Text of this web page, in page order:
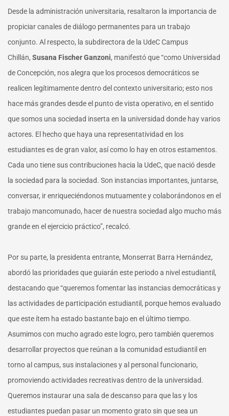
Desde la administración universitaria, resaltaron la importancia de
propiciar canales de diálogo permanentes para un trabajo
conjunto. Al respecto, la subdirectora de la UdeC Campus
Chillán, Susana Fischer Ganzoni, manifestó que “como Universidad
de Concepción, nos alegra que los procesos democráticos se
realicen legítimamente dentro del contexto universitario; esto nos
hace más grandes desde el punto de vista operativo, en el sentido
que somos una sociedad inserta en la universidad donde hay varios
actores. El hecho que haya una representatividad en los
estudiantes es de gran valor, así como lo hay en otros estamentos.
Cada uno tiene sus contribuciones hacia la UdeC, que nació desde
la sociedad para la sociedad. Son instancias importantes, juntarse,
conversar, ir enriqueciéndonos mutuamente y colaborándonos en el
trabajo mancomunado, hacer de nuestra sociedad algo mucho más
grande en el ejercicio práctico”, recalcó.
Por su parte, la presidenta entrante, Monserrat Barra Hernández,
abordó las prioridades que guiarán este periodo a nivel estudiantil,
destacando que “queremos fomentar las instancias democráticas y
las actividades de participación estudiantil, porque hemos evaluado
que este ítem ha estado bastante bajo en el último tiempo.
Asumimos con mucho agrado este logro, pero también queremos
desarrollar proyectos que reúnan a la comunidad estudiantil en
torno al campus, sus instalaciones y al personal funcionario,
promoviendo actividades recreativas dentro de la universidad.
Queremos instaurar una sala de descanso para que las y los
estudiantes puedan pasar un momento grato sin que sea un